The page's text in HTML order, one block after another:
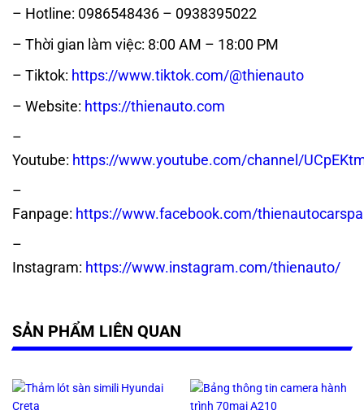
– Hotline: 0986548436 – 0938395022
– Thời gian làm việc: 8:00 AM – 18:00 PM
– Tiktok: https://www.tiktok.com/@thienauto
– Website: https://thienauto.com
–
Youtube: https://www.youtube.com/channel/
–
Fanpage: https://www.facebook.com/thienautocarspa
–
Instagram: https://www.instagram.com/thienauto/
SẢN PHẨM LIÊN QUAN